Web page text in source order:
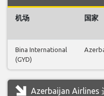
机场 国家
Bina International
(GYD)
Azerbaijan Airlines